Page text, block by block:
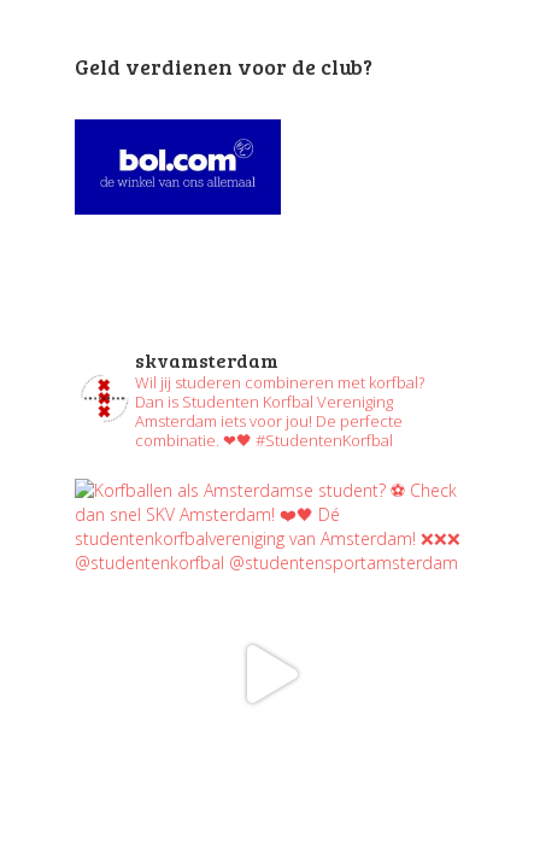
Geld verdienen voor de club?
skvamsterdam
Wil jij studeren combineren met korfbal?
Dan is Studenten Korfbal Vereniging
Amsterdam iets voor jou! De perfecte
combinatie. ❤🖤 #StudentenKorfbal